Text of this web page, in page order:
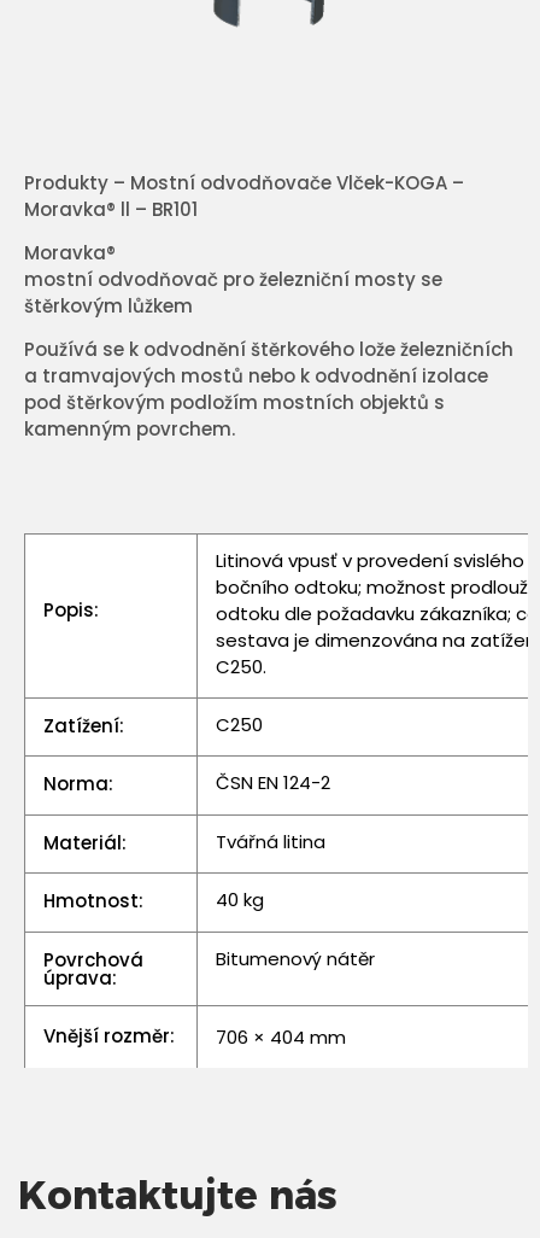
Produkty – Mostní odvodňovače Vlček-KOGA –
Moravka® ll – BR101
Moravka®
mostní odvodňovač pro železniční mosty se
štěrkovým lůžkem
Používá se k odvodnění štěrkového lože železničních
a tramvajových mostů nebo k odvodnění izolace
pod štěrkovým podložím mostních objektů s
kamenným povrchem.
Popis:
Litinová vpusť v provedení svislého
bočního odtoku; možnost
odtoku dle požadavku zákazníka;
sestava je dimenzována na zatížení
C250.
Zatížení: C250
Norma: ČSN EN 124-2
Materiál: Tvářná litina
Hmotnost: 40 kg
Povrchová
úprava:
Bitumenový nátěr
Vnější rozměr: 706 × 404 mm
Kontaktujte nás